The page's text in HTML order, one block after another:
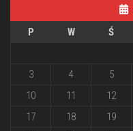
P
W Ś
3
4 5
10
11 12
17
18 19